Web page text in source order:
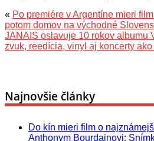
« Po premiére v Argentíne mieri
potom domov na východné
JANAIS oslavuje 10 rokov albumu
zvuk, reedícia, vinyl aj koncerty
Najnovšie články
Do kín mieri film o
Anthonym Bourdainovi: